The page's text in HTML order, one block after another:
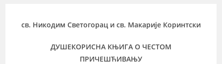
св. Никодим Светогорац и св. Макарије Коринтски
ДУШЕКОРИСНА КЊИГА О ЧЕСТОМ
ПРИЧЕШЋИВАЊУ